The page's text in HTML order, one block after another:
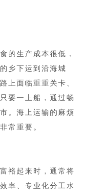
的生产成本很低，
乡下运到沿海城
上面临重重关卡、
要一上船，通过畅
。海上运输的麻烦
常重要。
裕起来时，通常将
率、专业化分工水